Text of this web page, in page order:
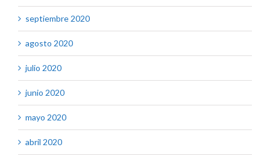
septiembre 2020
agosto 2020
julio 2020
junio 2020
mayo 2020
abril 2020